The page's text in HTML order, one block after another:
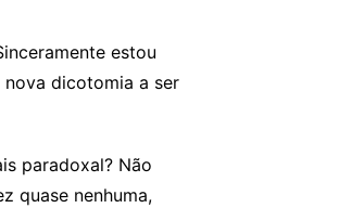
estou
nova dicotomia a ser
paradoxal? Não
quase nenhuma,